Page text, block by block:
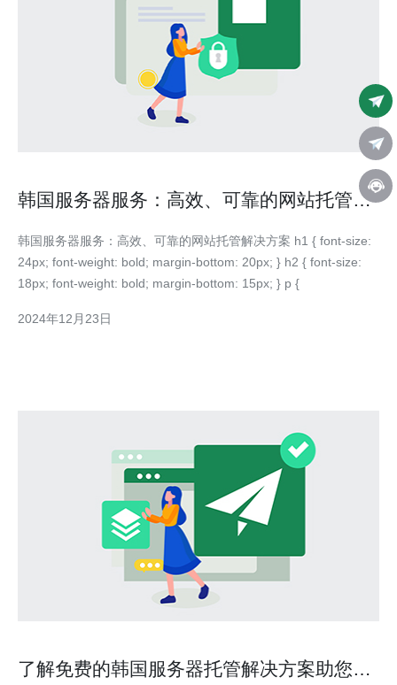
韩国服务器服务：高效、可靠的网站托管解
韩国服务器服务：高效、可靠的网站托管解决方案 h1 { font-size:
24px; font-weight: bold; margin-bottom: 20px; } h2 { font-size:
18px; font-weight: bold; margin-bottom: 15px; } p {
2024年12月23日
了解免费的韩国服务器托管解决方案助您节